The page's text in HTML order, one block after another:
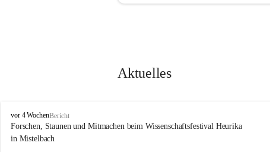
Aktuelles
V
o
l
vor 4 WochenBericht
Forschen, Staunen und Mitmachen beim Wissenschaftsfestival Heurika
in Mistelbach